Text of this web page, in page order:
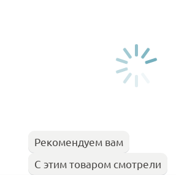
Рекомендуем вам
С этим товаром смотрели